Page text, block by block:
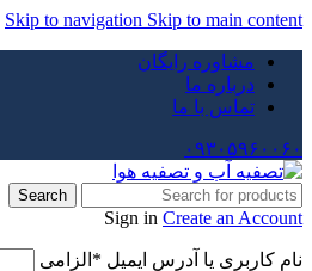
Skip to navigation Skip to main content
مشاوره رایگان
درباره ما
تماس با ما
۰۹۳۰۵۹۶۰۰۶۰
Search
Sign in Create an Account
نام کاربری یا آدرس ایمیل * الزامی